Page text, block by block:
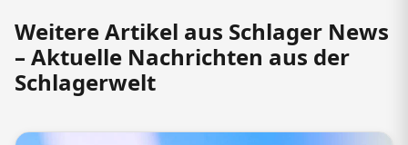
Weitere Artikel aus Schlager News
– Aktuelle Nachrichten aus der
Schlagerwelt